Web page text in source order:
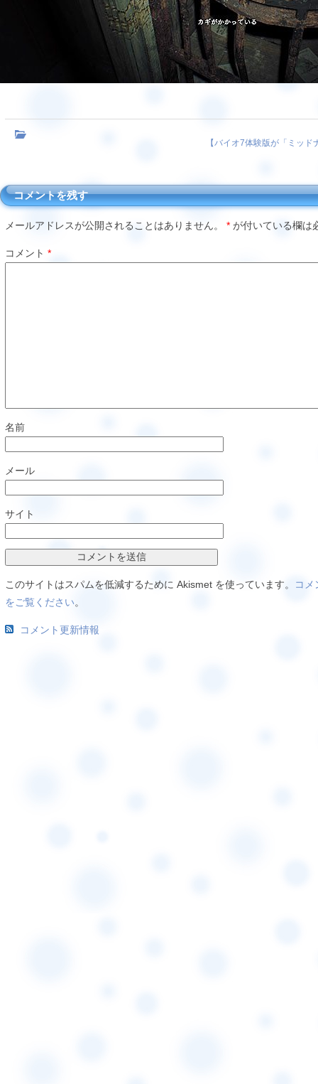
【バイオ7体験版が「ミッド
コメントを残す
メールアドレスが公開されることはありません。 * が付いている欄は
コメント *
名前
メール
サイト
このサイトはスパムを低減するために Akismet を使っています。
コメ
をご覧ください。
コメント更新情報